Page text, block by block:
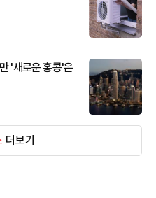
'새로운 홍콩'은
더보기